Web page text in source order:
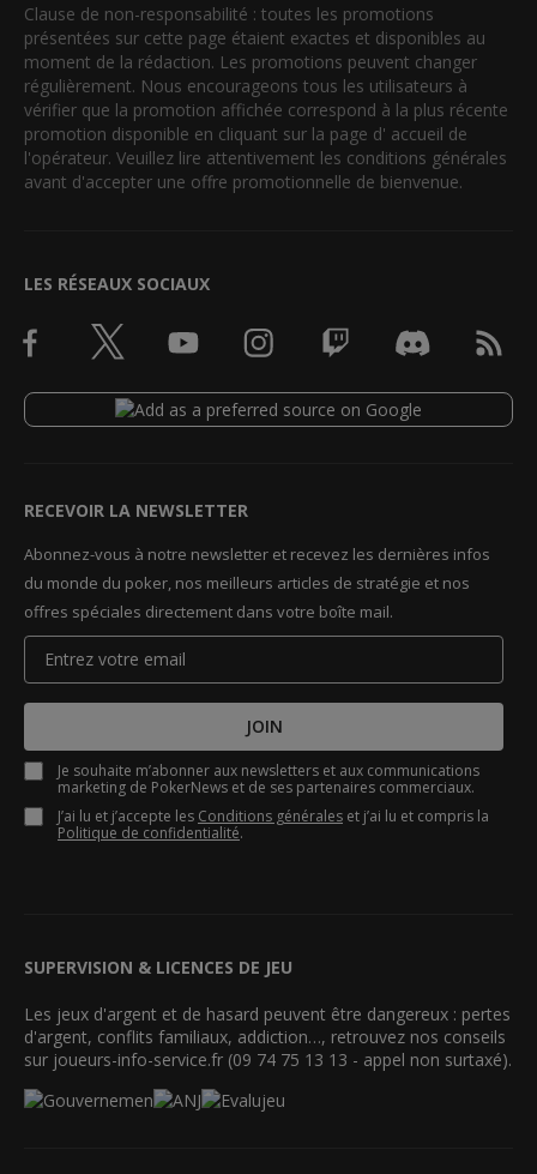
Clause de non-responsabilité : toutes les promotions
présentées sur cette page étaient exactes et disponibles au
moment de la rédaction. Les promotions peuvent changer
régulièrement. Nous encourageons tous les utilisateurs à
vérifier que la promotion affichée correspond à la plus récente
promotion disponible en cliquant sur la page d' accueil de
l'opérateur. Veuillez lire attentivement les conditions générales
avant d'accepter une offre promotionnelle de bienvenue.
LES RÉSEAUX SOCIAUX
RECEVOIR LA NEWSLETTER
Abonnez-vous à notre newsletter et recevez les dernières infos
du monde du poker, nos meilleurs articles de stratégie et nos
offres spéciales directement dans votre boîte mail.
JOIN
Je souhaite m’abonner aux newsletters et aux communications
marketing de PokerNews et de ses partenaires commerciaux.
J’ai lu et j’accepte les Conditions générales et j’ai lu et compris la
Politique de confidentialité.
SUPERVISION & LICENCES DE JEU
Les jeux d'argent et de hasard peuvent être dangereux : pertes
d'argent, conflits familiaux, addiction…, retrouvez nos conseils
sur joueurs-info-service.fr (09 74 75 13 13 - appel non surtaxé).